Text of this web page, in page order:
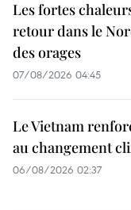
Les fortes
retour dans le
des orages
07/08/2026 04:45
Le Vietnam
au changement
06/08/2026 02:37